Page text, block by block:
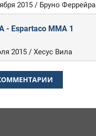
2015 / Бруно Феррейра
- Espartaco MMA 1
2015 / Хесус Вила